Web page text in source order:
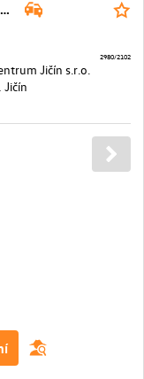
VW Tayron Elegance 2.0 TDI 142kW 4Motion DSG
Jičín s.r.o.
Jičín
2980/2102